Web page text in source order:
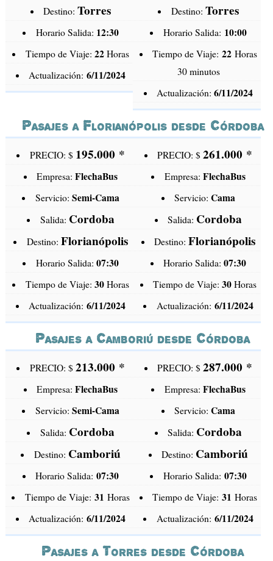
Destino:Torres
Horario Salida: 12:30
Tiempo de Viaje: 22Horas
Actualización:6/11/2024
Destino: Torres
Horario Salida: 10:00
Tiempo de Viaje:22 Horas
30 minutos
Actualización:6/11/2024
Pasajes a Florianópolis desde Córdoba
PRECIO: $ 195.000 *
Empresa:FlechaBus
Servicio: Semi-Cama
Salida: Cordoba
Destino: Florianópolis
Horario Salida: 07:30
Tiempo de Viaje: 30Horas
Actualización:6/11/2024
PRECIO: $261.000 *
Empresa: FlechaBus
Servicio:Cama
Salida: Cordoba
Destino:Florianópolis
Horario Salida:07:30
Tiempo de Viaje:30 Horas
Actualización: 6/11/2024
Pasajes a Camboriú desde Córdoba
PRECIO: $ 213.000 *
Empresa:FlechaBus
Servicio: Semi-Cama
Salida: Cordoba
Destino: Camboriú
Horario Salida:07:30
Tiempo de Viaje: 31 Horas
Actualización:6/11/2024
PRECIO: $287.000 *
Empresa: FlechaBus
Servicio:Cama
Salida: Cordoba
Destino: Camboriú
Horario Salida: 07:30
Tiempo de Viaje:31 Horas
Actualización: 6/11/2024
Pasajes a Torres desde Córdoba